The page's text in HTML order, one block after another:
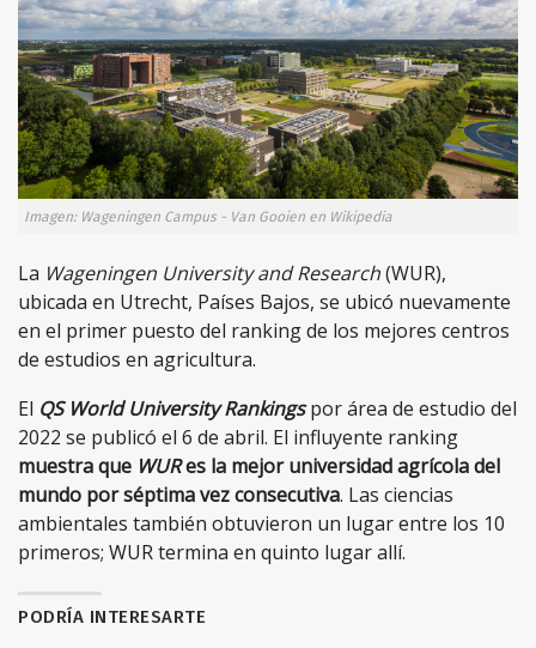
Imagen: Wageningen Campus - Van Gooien en Wikipedia
La Wageningen University and Research(WUR),
ubicada en Utrecht, Países Bajos, se ubicó nuevamente
en el primer puesto del ranking de los mejores centros
de estudios en agricultura.
El QS World University Rankingspor área de estudio del
2022 se publicó el 6 de abril. El influyente ranking
muestra que WURes la mejor universidad agrícola del
mundo por séptima vez consecutiva. Las ciencias
ambientales también obtuvieron un lugar entre los 10
primeros; WUR termina en quinto lugar allí.
PODRÍA INTERESARTE